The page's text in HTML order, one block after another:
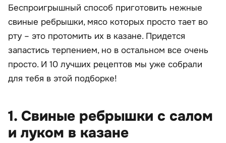
Беспроигрышный способ приготовить нежные
свиные ребрышки, мясо которых просто тает во
рту – это протомить их в казане. Придется
запастись терпением, но в остальном все очень
просто. И 10 лучших рецептов мы уже собрали
для тебя в этой подборке!
1. Свиные ребрышки с салом
и луком в казане